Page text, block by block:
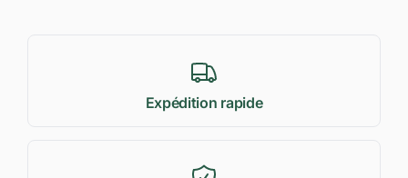
Expédition rapide